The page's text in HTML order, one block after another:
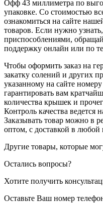
Офф 43 миллиметра по
упаковке. Со стоимостью
ознакомиться на сайте
товаров. Если нужно
приспособлениями,
поддержку онлайн или по
Чтобы оформить заказ на
закатку солений и других
указанному на сайте
гарантировать вам
количества крышек и
Контроль качества ведется
Заказывать товар можно в
оптом, с доставкой в любой
Другие товары, которые
Остались вопросы?
Хотите получить
Оставьте Ваш номер